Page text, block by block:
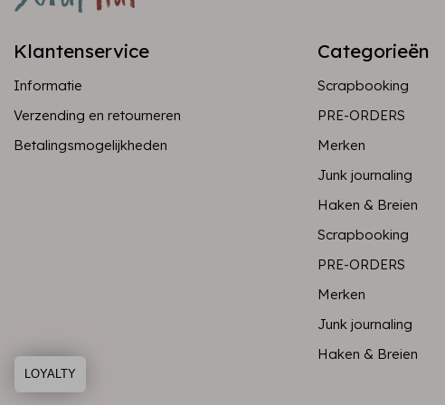
Klantenservice
Informatie
Verzending en retourneren
Betalingsmogelijkheden
Categorieën
Scrapbooking
PRE-ORDERS
Merken
Junk journaling
Haken & Breien
Scrapbooking
PRE-ORDERS
Merken
Junk journaling
Haken & Breien
LOYALTY